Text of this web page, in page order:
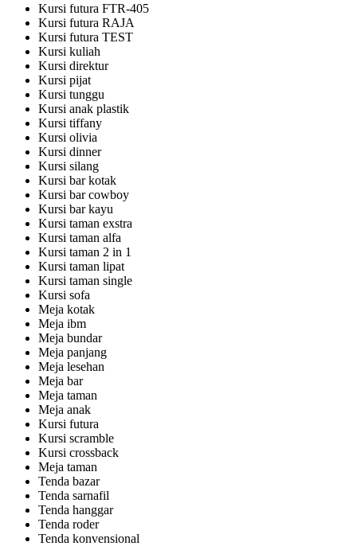
Kursi futura FTR-405
Kursi futura RAJA
Kursi futura TEST
Kursi kuliah
Kursi direktur
Kursi pijat
Kursi tunggu
Kursi anak plastik
Kursi tiffany
Kursi olivia
Kursi dinner
Kursi silang
Kursi bar kotak
Kursi bar cowboy
Kursi bar kayu
Kursi taman exstra
Kursi taman alfa
Kursi taman 2 in 1
Kursi taman lipat
Kursi taman single
Kursi sofa
Meja kotak
Meja ibm
Meja bundar
Meja panjang
Meja lesehan
Meja bar
Meja taman
Meja anak
Kursi futura
Kursi scramble
Kursi crossback
Meja taman
Tenda bazar
Tenda sarnafil
Tenda hanggar
Tenda roder
Tenda konvensional